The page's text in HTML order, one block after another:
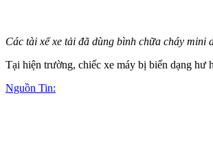
Các tài xế xe tải đã dùng bình chữa cháy mini
Tại hiện trường, chiếc xe máy bị biến dạng hư
Nguồn Tin: